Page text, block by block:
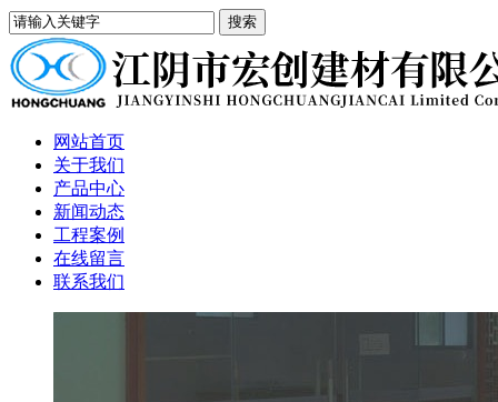
网站首页
关于我们
产品中心
新闻动态
工程案例
在线留言
联系我们